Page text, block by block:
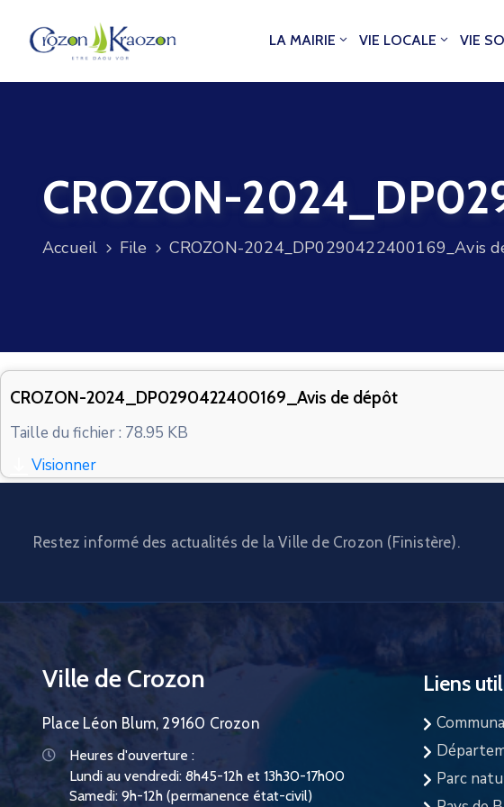
LA MAIRIE VIE LOCALE VIE
CROZON-
Accueil File CROZON-2024_DP0290422400169_Avis
CROZON-2024_DP0290422400169_Avis de dépôt
Taille du fichier : 78.95 KB
Visionner
Restez informé des actualités de la Ville de Crozon (Finistère).
Ville de Crozon
Place Léon Blum, 29160 Crozon
Heures d'ouverture :
Lundi au vendredi: 8h45-12h et 13h30-17h00
Samedi: 9h-12h (permanence état-civil)
Liens
Parc